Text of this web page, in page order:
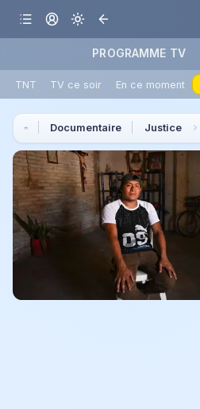
PROGRAMME TV
TNT TV ce soir En ce moment
Documentaire Justice